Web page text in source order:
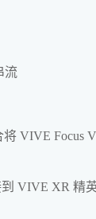
流
VIVE Focus
到 VIVE XR 精